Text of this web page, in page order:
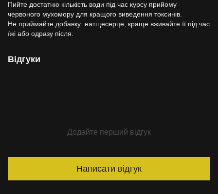
Пийте достатню кількість води під час курсу прийому
червоного мухомору для кращого виведення токсинів.
Не приймайте добавку натщесерце, краще вживайте її під час
їжі або одразу після.
Відгуки
Додайте перший відгук
Написати відгук